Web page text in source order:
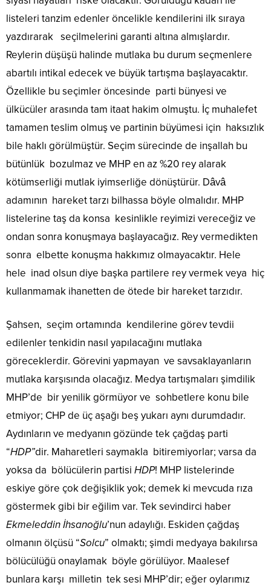
listeleri tanzim edenler öncelikle kendilerini ilk sıraya
yazdırarak seçilmelerini garanti altına almışlardır.
Reylerin düşüşü halinde mutlaka bu durum seçmenlere
abartılı intikal edecek ve büyük tartışma başlayacaktır.
Özellikle bu seçimler öncesinde parti bünyesi ve
ülkücüler arasında tam itaat hakim olmuştu. İç muhalefet
tamamen teslim olmuş ve partinin büyümesi için haksızlık
bile haklı görülmüştür. Seçim sürecinde de inşallah bu
bütünlük bozulmaz ve MHP en az %20 rey alarak
kötümserliği mutlak iyimserliğe dönüştürür. Dâvâ
adamının hareket tarzı bilhassa böyle olmalıdır. MHP
listelerine taş da konsa kesinlikle reyimizi vereceğiz ve
ondan sonra konuşmaya başlayacağız. Rey vermedikten
sonra elbette konuşma hakkımız olmayacaktır. Hele
hele inad olsun diye başka partilere rey vermek veya hiç
kullanmamak ihanetten de ötede bir hareket tarzıdır.
Şahsen, seçim ortamında kendilerine görev tevdii
edilenler tenkidin nasıl yapılacağını mutlaka
göreceklerdir. Görevini yapmayan ve savsaklayanların
mutlaka karşısında olacağız. Medya tartışmaları şimdilik
MHP’de bir yenilik görmüyor ve sohbetlere konu bile
etmiyor; CHP de üç aşağı beş yukarı aynı durumdadır.
Aydınların ve medyanın gözünde tek çağdaş parti
“HDP”dir. Maharetleri saymakla bitiremiyorlar; varsa da
yoksa da bölücülerin partisi HDP! MHP listelerinde
eskiye göre çok değişiklik yok; demek ki mevcuda rıza
göstermek gibi bir eğilim var. Tek sevindirci haber
Ekmeleddin İhsanoğlu’nun adaylığı. Eskiden çağdaş
olmanın ölçüsü “Solcu” olmaktı; şimdi medyaya bakılırsa
bölücülüğü onaylamak böyle görülüyor. Maalesef
bunlara karşı milletin tek sesi MHP’dir; eğer oylarımız